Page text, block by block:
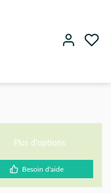
Plus d'options
Besoin d'aide